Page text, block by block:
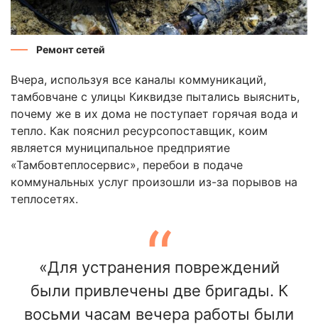
Ремонт сетей
Вчера, используя все каналы коммуникаций,
тамбовчане с улицы Киквидзе пытались выяснить,
почему же в их дома не поступает горячая вода и
тепло. Как пояснил ресурсопоставщик, коим
является муниципальное предприятие
«Тамбовтеплосервис», перебои в подаче
коммунальных услуг произошли из-за порывов на
теплосетях.
«Для устранения повреждений
были привлечены две бригады. К
восьми часам вечера работы были